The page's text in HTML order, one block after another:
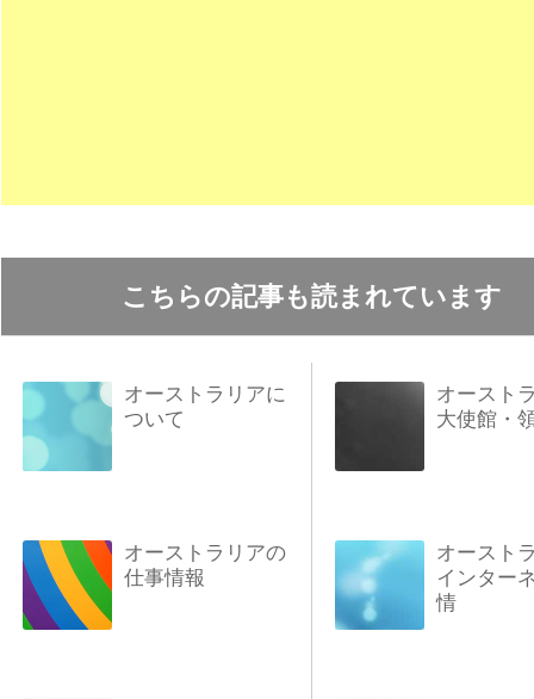
こちらの記事も読まれています
オーストラリアに
ついて
オーストラリアの
仕事情報
オースト
大使館・
オースト
インター
情